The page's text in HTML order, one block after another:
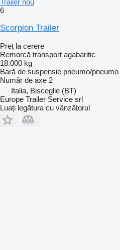
Trailer nou
6
Scorpion Trailer
Preț la cerere
Remorcă transport agabaritic
18.000 kg
Bară de suspensie pneumo/pneumo
Număr de axe 2
Italia, Bisceglie (BT)
Europe Trailer Service srl
Luați legătura cu vânzătorul